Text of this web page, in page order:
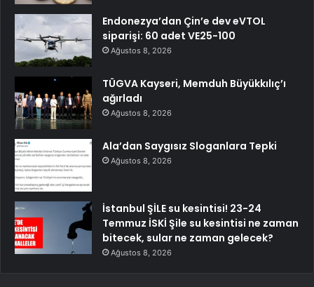
Endonezya’dan Çin’e dev eVTOL
siparişi: 60 adet VE25-100
Ağustos 8, 2026
TÜGVA Kayseri, Memduh Büyükkılıç’ı
ağırladı
Ağustos 8, 2026
Ala’dan Saygısız Sloganlara Tepki
Ağustos 8, 2026
İstanbul ŞİLE su kesintisi! 23-24
Temmuz İSKİ Şile su kesintisi ne zaman
bitecek, sular ne zaman gelecek?
Ağustos 8, 2026